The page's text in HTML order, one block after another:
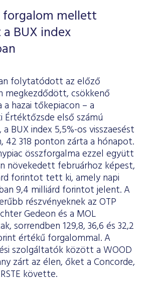
forgalom mellett
BUX index
folytatódott az előző
megkezdődött, csökkenő
a hazai tőkepiacon – a
Értéktőzsde első számú
BUX index 5,5%-os visszaesést
42 318 ponton zárta a hónapot.
összforgalma ezzel együtt
növekedett februárhoz képest,
forintot tett ki, amely napi
9,4 milliárd forintot jelent. A
részvényeknek az OTP
Gedeon és a MOL
sorrendben 129,8, 36,6 és 32,2
értékű forgalommal. A
szolgáltatók között a WOOD
zárt az élen, őket a Concorde,
követte.